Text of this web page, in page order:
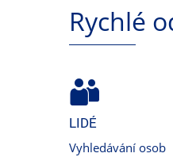
Rychlé
LIDÉ
Vyhledávání osob